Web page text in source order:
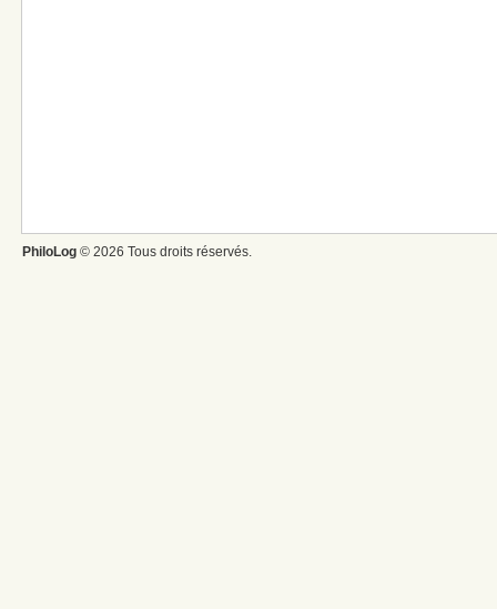
PhiloLog © 2026 Tous droits réservés.